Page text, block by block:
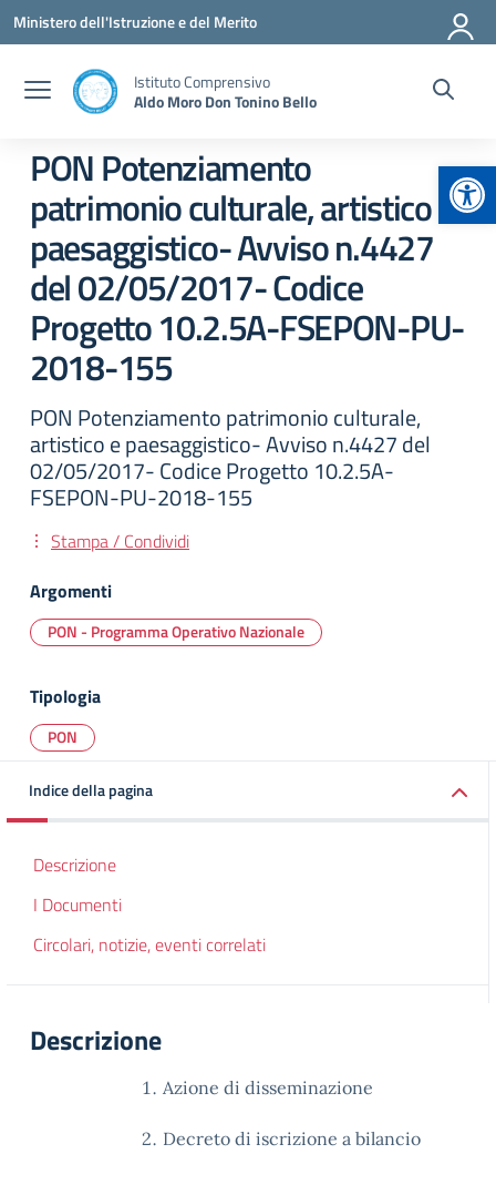
Vai ai contenuti
Vai al menu di navigazione
Vai al footer
Ministero dell'Istruzione e del Merito
Istituto Comprensivo
Aldo Moro Don Tonino Bello
PON Potenziamento
patrimonio culturale, artistico e
paesaggistico- Avviso n.4427
del 02/05/2017- Codice
Progetto 10.2.5A-FSEPON-PU-
2018-155
PON Potenziamento patrimonio culturale,
artistico e paesaggistico- Avviso n.4427 del
02/05/2017- Codice Progetto 10.2.5A-
FSEPON-PU-2018-155
Stampa / Condividi
Argomenti
PON - Programma Operativo Nazionale
Tipologia
PON
Indice della pagina
Descrizione
I Documenti
Circolari, notizie, eventi correlati
Descrizione
Azione di disseminazione
Decreto di iscrizione a bilancio